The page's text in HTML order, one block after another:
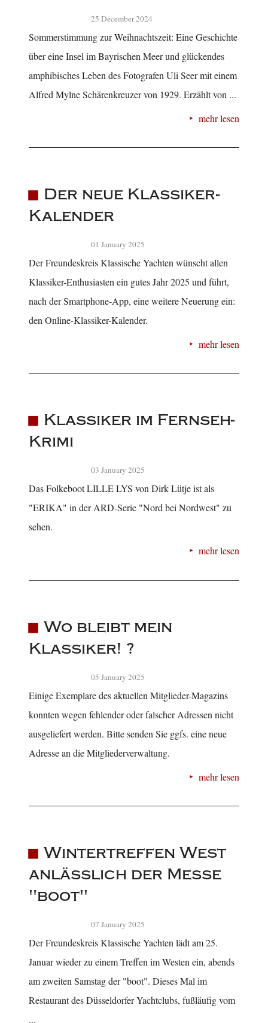
25 December 2024
Sommerstimmung zur Weihnachtszeit: Eine Geschichte
über eine Insel im Bayrischen Meer und glückendes
amphibisches Leben des Fotografen Uli Seer mit einem
Alfred Mylne Schärenkreuzer von 1929. Erzählt von ...
mehr lesen
Der neue Klassiker-
Kalender
01 January 2025
Der Freundeskreis Klassische Yachten wünscht allen
Klassiker-Enthusiasten ein gutes Jahr 2025 und führt,
nach der Smartphone-App, eine weitere Neuerung ein:
den Online-Klassiker-Kalender.
mehr lesen
Klassiker im Fernseh-
Krimi
03 January 2025
Das Folkeboot LILLE LYS von Dirk Lütje ist als
"ERIKA" in der ARD-Serie "Nord bei Nordwest" zu
sehen.
mehr lesen
Wo bleibt mein
Klassiker! ?
05 January 2025
Einige Exemplare des aktuellen Mitglieder-Magazins
konnten wegen fehlender oder falscher Adressen nicht
ausgeliefert werden. Bitte senden Sie ggfs. eine neue
Adresse an die Mitgliederverwaltung.
mehr lesen
Wintertreffen West
anlässlich der Messe
"boot"
07 January 2025
Der Freundeskreis Klassische Yachten lädt am 25.
Januar wieder zu einem Treffen im Westen ein, abends
am zweiten Samstag der "boot". Dieses Mal im
Restaurant des Düsseldorfer Yachtclubs, fußläufig vom
...